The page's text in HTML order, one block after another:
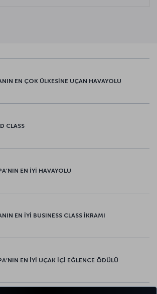
EN ÇOK ÜLKESİNE UÇAN HAVAYOLU
CLASS
EN İYİ HAVAYOLU
EN İYİ BUSINESS CLASS İKRAMI
EN İYİ UÇAK İÇİ EĞLENCE ÖDÜLÜ